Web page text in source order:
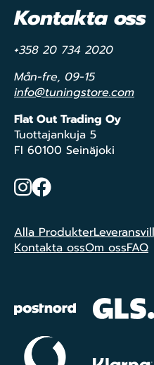
Kontakta oss
+358 20 734 2020
Mån-fre, 09-15
info@tuningstore.com
Flat Out Trading Oy
Tuottajankuja 5
FI 60100 Seinäjoki
Instagram
Facebook
Alla Produkter
Kontakta ossOm ossFAQ